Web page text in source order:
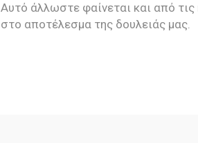
Αυτό άλλωστε φαίνεται και από
στο αποτέλεσμα της δουλειάς μας.